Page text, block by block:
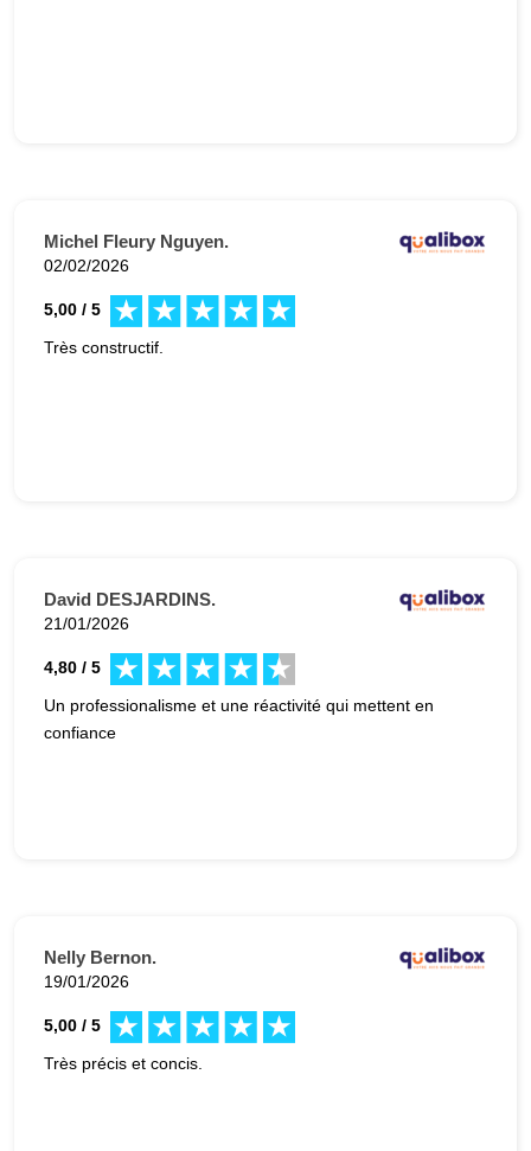
Michel Fleury Nguyen.
02/02/2026
5,00 / 5
Très constructif.
David DESJARDINS.
21/01/2026
4,80 / 5
Un professionalisme et une réactivité qui mettent en
confiance
Nelly Bernon.
19/01/2026
5,00 / 5
Très précis et concis.